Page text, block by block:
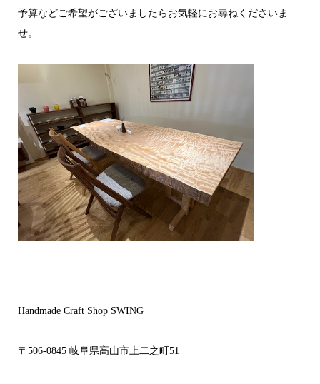
予算などご希望がございましたらお気軽にお尋ねくださいま
せ。
Handmade Craft Shop SWING
〒506-0845 岐阜県高山市上二之町51